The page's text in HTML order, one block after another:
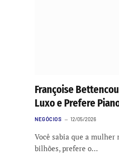
Françoise
Luxo e Prefere
NEGÓCIOS 12/05/2026
Você sabia que a mulher
bilhões, prefere o…